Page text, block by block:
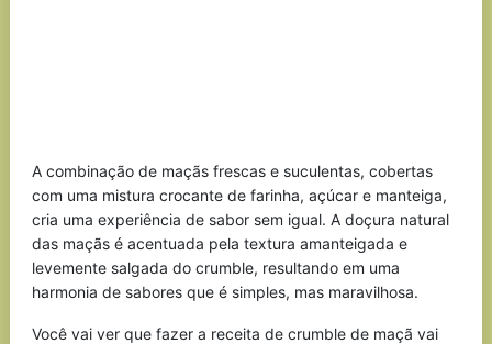
A combinação de maçãs frescas e suculentas, cobertas
com uma mistura crocante de farinha, açúcar e manteiga,
cria uma experiência de sabor sem igual. A doçura natural
das maçãs é acentuada pela textura amanteigada e
levemente salgada do crumble, resultando em uma
harmonia de sabores que é simples, mas maravilhosa.
Você vai ver que fazer a receita de crumble de maçã vai